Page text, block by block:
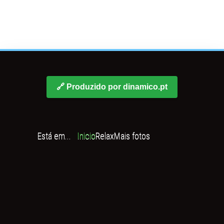
🔗 Produzido por dinamico.pt
Está em... InicioRelaxMais fotos